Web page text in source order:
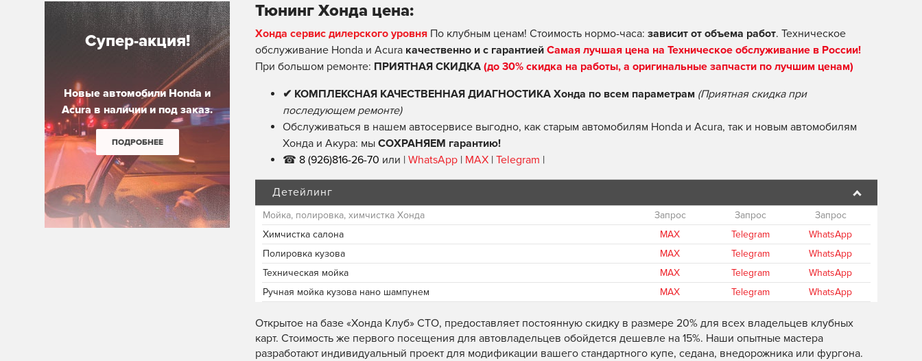
Супер-акция!
Новые автомобили Honda и
Acura в наличии и под заказ.
ПОДРОБНЕЕ
Тюнинг Хонда цена:
Хонда сервис дилерского уровня По клубным ценам! Стоимость нормо-часа: зависит от объема работ. Техническое
обслуживание Honda и Acura качественно и с гарантией Самая лучшая цена на Техническое обслуживание в России!
При большом ремонте: ПРИЯТНАЯ СКИДКА (до 30% скидка на работы, а оригинальные запчасти по лучшим ценам)
✔ КОМПЛЕКСНАЯ КАЧЕСТВЕННАЯ ДИАГНОСТИКА Хонда по всем параметрам (Приятная скидка при
последующем ремонте)
Обслуживаться в нашем автосервисе выгодно, как старым автомобилям Honda и Acura, так и новым автомобилям
Хонда и Акура: мы СОХРАНЯЕМ гарантию!
☎ 8 (926)816-26-70 или | WhatsApp | MAX | Telegram |
Детейлинг
Мойка, полировка, химчистка Хонда Запрос Запрос
Запрос
Химчистка салона
MAX Telegram
WhatsApp
Полировка кузова
MAX Telegram
WhatsApp
Техническая мойка
MAX Telegram
WhatsApp
Ручная мойка кузова нано шампунем
MAX Telegram WhatsApp
Открытое на базе «Хонда Клуб» СТО, предоставляет постоянную скидку в размере 20% для всех владельцев клубных
карт. Стоимость же первого посещения для автовладельцев обойдется дешевле на 15%. Наши опытные мастера
разработают индивидуальный проект для модификации вашего стандартного купе, седана, внедорожника или фургона.